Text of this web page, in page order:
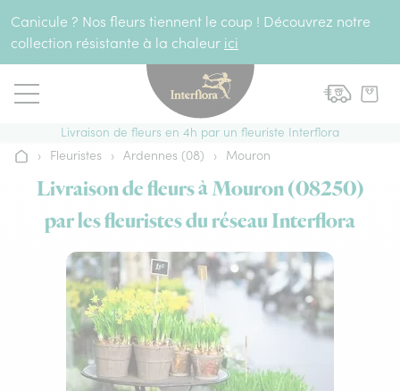
Canicule ? Nos fleurs tiennent le coup ! Découvrez notre
collection résistante à la chaleur ici
Livraison de fleurs en 4h par un fleuriste Interflora
Accueil
› Fleuristes › Ardennes (08) › Mouron
Livraison de fleurs à Mouron (08250)
par les fleuristes du réseau Interflora